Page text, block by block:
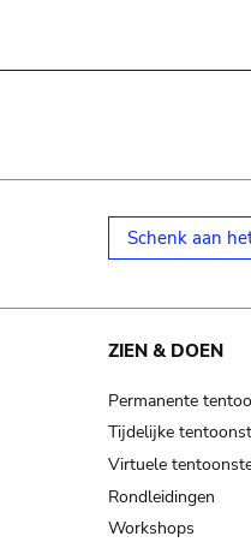
cup;
Schenk aan
ZIEN & DOEN
Permanente
Tijdelijke
Virtuele
Rondleidingen
Workshops